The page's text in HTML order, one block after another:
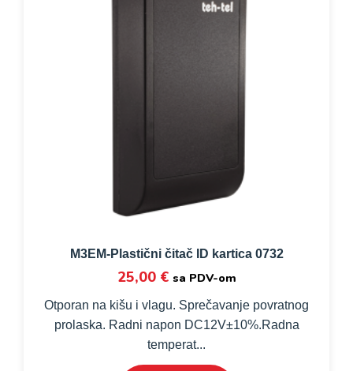
M3EM-Plastični čitač ID kartica 0732
25,00 € sa PDV-om
Otporan na kišu i vlagu. Sprečavanje povratnog
prolaska. Radni napon DC12V±10%.Radna
temperat...